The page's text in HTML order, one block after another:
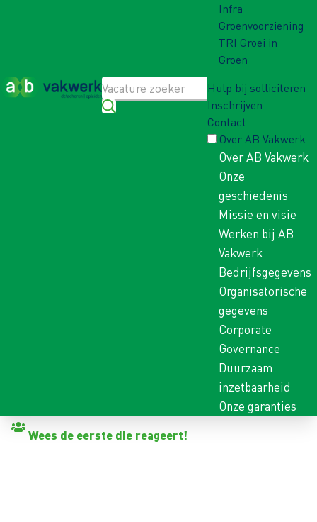
Infra
Groenvoorziening
TRI Groei in
Groen
Hulp bij solliciteren
Inschrijven
Contact
Over AB Vakwerk
Over AB Vakwerk
Onze
geschiedenis
Missie en visie
Werken bij AB
Vakwerk
Bedrijfsgegevens
Organisatorische
gegevens
Corporate
Governance
Duurzaam
inzetbaarheid
Onze garanties
Wees de eerste die reageert!